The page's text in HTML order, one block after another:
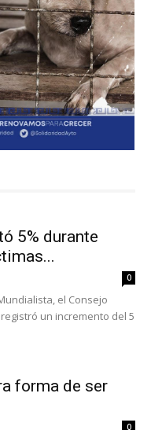
5% durante
0
el Consejo
un incremento del 5
forma de ser
0